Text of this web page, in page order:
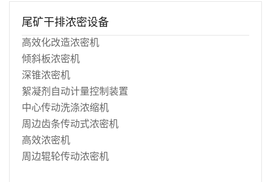
尾矿干排浓密设备
高效化改造浓密机
倾斜板浓密机
深锥浓密机
絮凝剂自动计量控制装置
中心传动洗涤浓缩机
周边齿条传动式浓密机
高效浓密机
周边辊轮传动浓密机